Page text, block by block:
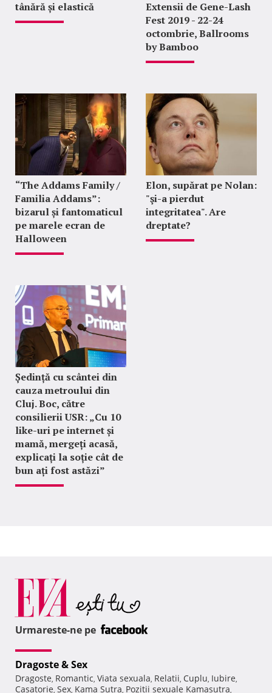
tânără și elastică
Extensii de Gene-Lash
Fest 2019 - 22-24
octombrie, Ballrooms
by Bamboo
“The Addams Family /
Familia Addams”:
bizarul și fantomaticul
pe marele ecran de
Halloween
Elon, supărat pe Nolan:
"şi-a pierdut
integritatea". Are
dreptate?
Ședință cu scântei din
cauza metroului din
Cluj. Boc, către
consilierii USR: „Cu 10
like-uri pe internet și
mamă, mergeți acasă,
explicați la soție cât de
bun ați fost astăzi”
Urmareste-ne pe
Dragoste & Sex
Dragoste, Romantic, Viata sexuala, Relatii, Cuplu, Iubire,
Casatorie, Sex, Kama Sutra, Pozitii sexuale Kamasutra,